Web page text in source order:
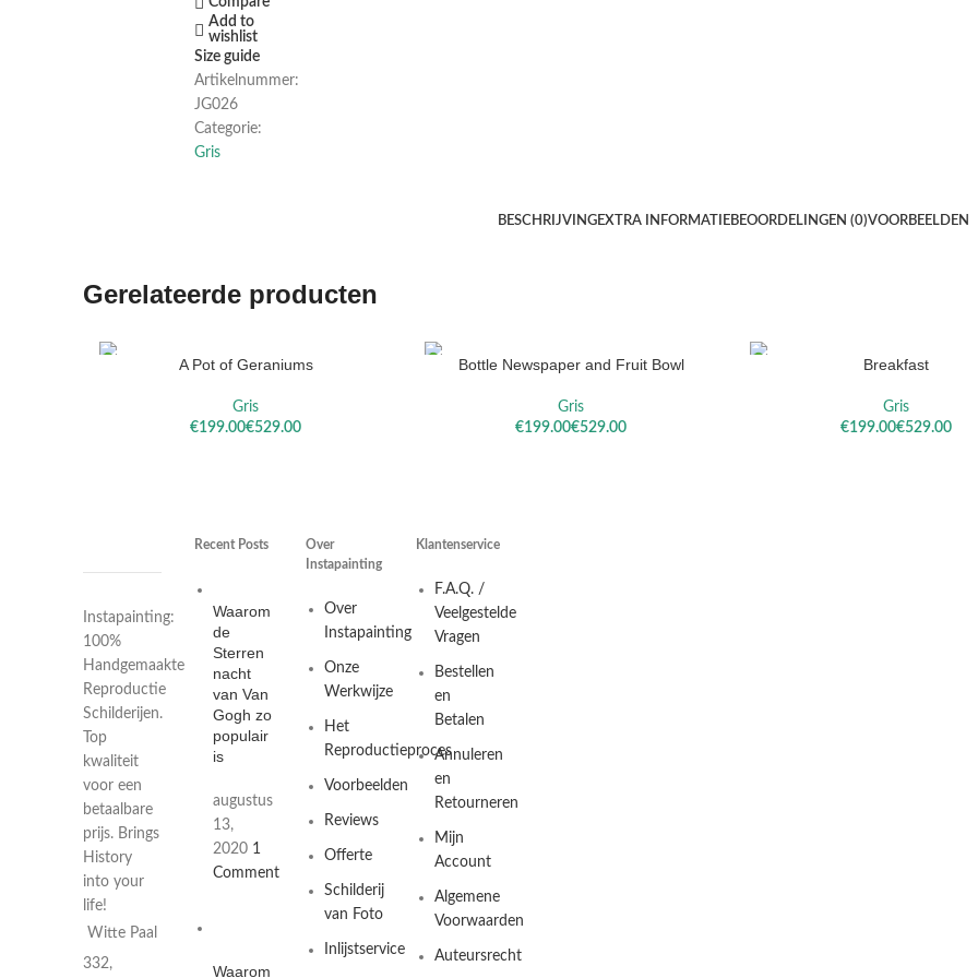
Add to
wishlist
Size guide
Artikelnummer:
JG026
Categorie:
Gris
BESCHRIJVINGEXTRA INFORMATIEBEOORDELINGEN (0)VOORBEELDEN
Gerelateerde producten
OPTIES SELECTERENA Pot of Geraniums
Gris
€
€
OPTIES SELECTEREN
Bottle Newspaper and Fruit Bowl
Gris
€
€
OPTIES SELECTERENBreakfast
Gris
€
€
Instapainting:
100%
Handgemaakte
Reproductie
Schilderijen.
Top
kwaliteit
voor een
betaalbare
prijs. Brings
History
into your
life!
Witte Paal
332,
Recent Posts
Waarom
de
Sterren
nacht
van Van
Gogh zo
populair
is
augustus
13,
2020 1
Comment
Waarom
Over
Instapainting
Over
Instapainting
Onze
Werkwijze
Het
Reproductieproces
Voorbeelden
Reviews
Offerte
Schilderij
van Foto
Inlijstservice
Klantenservice
F.A.Q. /
Veelgestelde
Vragen
Bestellen
en
Betalen
Annuleren
en
Retourneren
Mijn
Account
Algemene
Voorwaarden
Auteursrecht